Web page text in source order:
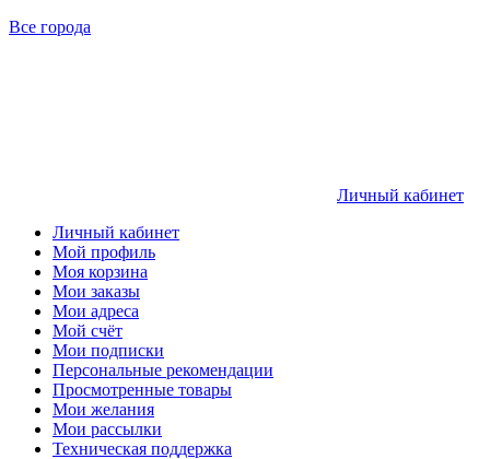
Все города
Личный кабинет
Личный кабинет
Мой профиль
Моя корзина
Мои заказы
Мои адреса
Мой счёт
Мои подписки
Персональные рекомендации
Просмотренные товары
Мои желания
Мои рассылки
Техническая поддержка